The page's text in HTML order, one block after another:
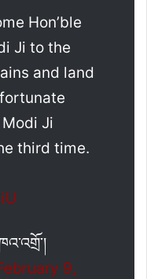
Hon’ble
Ji to the
and land
Ji
third time.
9,